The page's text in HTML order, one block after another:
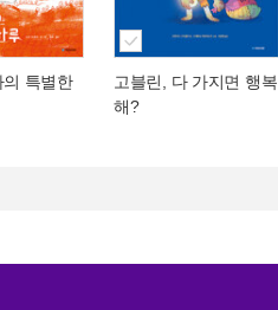
의 특별한
고블린, 다 가지면 행복
해?